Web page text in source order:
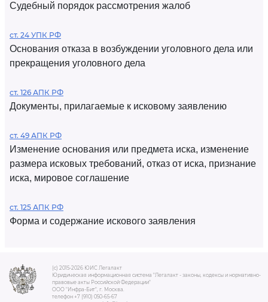
Судебный порядок рассмотрения жалоб
ст. 24 УПК РФ
Основания отказа в возбуждении уголовного дела или
прекращения уголовного дела
ст. 126 АПК РФ
Документы, прилагаемые к исковому заявлению
ст. 49 АПК РФ
Изменение основания или предмета иска, изменение
размера исковых требований, отказ от иска, признание
иска, мировое соглашение
ст. 125 АПК РФ
Форма и содержание искового заявления
(c) 2015-2026 ЮИС Легалакт
Юридическая информационная система "Легалакт - законы, кодексы и нормативно-
правовые акты Российской Федерации"
ООО "Инфра-Бит", г. Москва.
телефон +7 (910) 050-65-67